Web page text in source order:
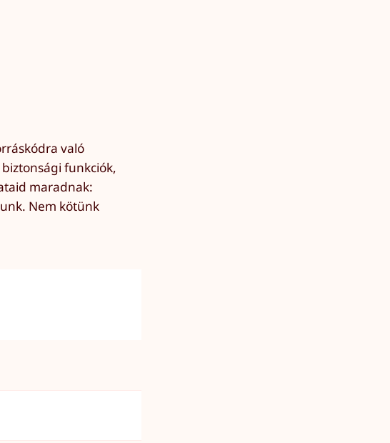
való
funkciók,
maradnak:
Nem kötünk